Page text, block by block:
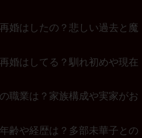
婚はしたの？悲しい過去と魔
婚はしてる？馴れ初めや現在
職業は？家族構成や実家がお
齢や経歴は？多部未華子との